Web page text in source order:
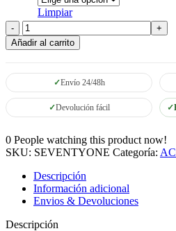
Limpiar
Protector
Solar
Stick
One
cantidad
Añadir al carrito
Envío 24/48h
Devolución fácil
0 People watching this product now!
SKU: SEVENTYONE Categoría:
Descripción
Información adicional
Envios & Devoluciones
Descripción